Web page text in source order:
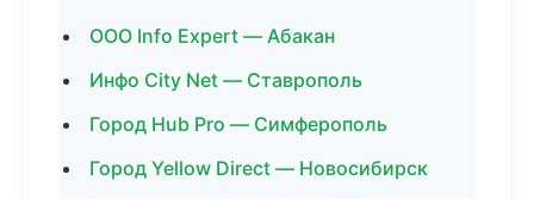
ООО Info Expert — Абакан
Инфо City Net — Ставрополь
Город Hub Pro — Симферополь
Город Yellow Direct — Новосибирск